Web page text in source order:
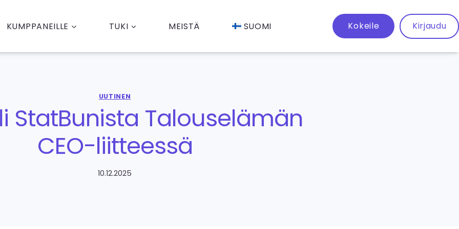
KUMPPANEILLE TUKI MEISTÄ SUOMI Kokeile Kirjaudu
UUTINEN
StatBunista Talouselämän
CEO-liitteessä
10.12.2025